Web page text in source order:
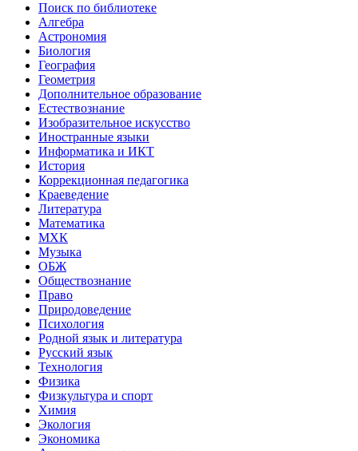
Поиск по библиотеке
Алгебра
Астрономия
Биология
География
Геометрия
Дополнительное образование
Естествознание
Изобразительное искусство
Иностранные языки
Информатика и ИКТ
История
Коррекционная педагогика
Краеведение
Литература
Математика
МХК
Музыка
ОБЖ
Обществознание
Право
Природоведение
Психология
Родной язык и литература
Русский язык
Технология
Физика
Физкультура и спорт
Химия
Экология
Экономика